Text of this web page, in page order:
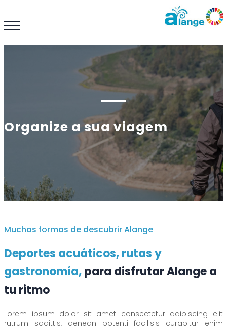
Organize a sua viagem
Muchas formas de descubrir Alange
Deportes acuáticos, rutas y
gastronomía,para disfrutar Alange a
tu ritmo
Lorem ipsum dolor sit amet consectetur adipiscing elit
rutrum sagittis, aenean potenti facilisis curabitur enim